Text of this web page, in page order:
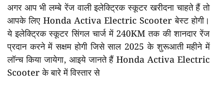
अगर आप भी लम्बे रेंज वाली इलेक्ट्रिक स्कूटर खरीदना चाहते हैं तो
आपके लिए Honda Activa Electric Scooter बेस्ट होगी।
ये इलेक्ट्रिक स्कूटर सिंगल चार्ज में 240KM तक की शानदार रेंज
प्रदान करने में सक्षम होगी जिसे साल 2025 के शुरूआती महीने में
लॉन्च किया जायेगा, आइये जानते हैं Honda Activa Electric
Scooter के बारे में विस्तार से